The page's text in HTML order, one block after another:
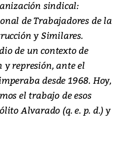
sindical:
de Trabajadores de la
y Similares.
de un contexto de
y represión, ante el
desde 1968. Hoy,
el trabajo de esos
Alvarado (q. e. p. d.) y